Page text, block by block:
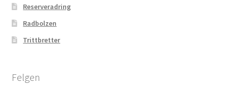
Reserveradring
Radbolzen
Trittbretter
Felgen